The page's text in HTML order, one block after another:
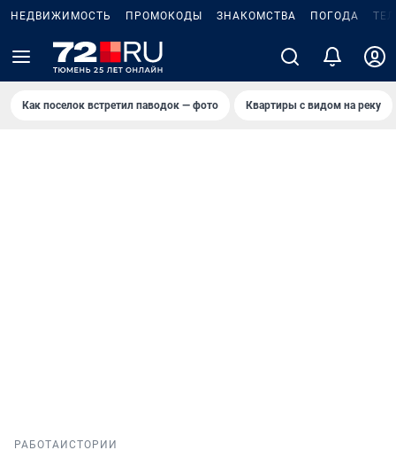
НЕДВИЖИМОСТЬ ПРОМОКОДЫ ЗНАКОМСТВА ПОГОДА
Как поселок встретил паводок — фото Квартиры с видом на реку
РАБОТА ИСТОРИИ